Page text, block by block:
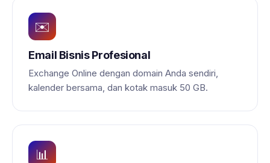
✉️
Email Bisnis Profesional
Exchange Online dengan domain Anda sendiri,
kalender bersama, dan kotak masuk 50 GB.
📊